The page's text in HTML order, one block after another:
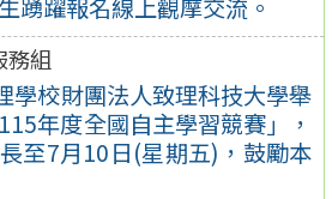
踴躍報名線上觀摩交流。
務組
學校財團法人致理科技大學舉
年度全國自主學習競賽」，
至7月10日(星期五)，鼓勵本